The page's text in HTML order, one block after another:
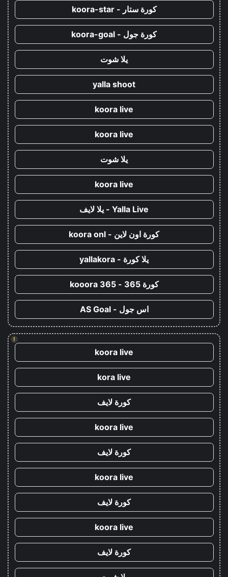
كورة ستار - koora-star
كورة جول - koora-goal
يلا شوت
yalla shoot
koora live
koora live
يلا شوت
koora live
Yalla Live - يلا لايف
كورة اون لاين - koora onl
يلا كورة - yallakora
كورة 365 - kooora 365
اس جول - AS Goal
!
koora live
kora live
كورة لايف
koora live
كورة لايف
koora live
كورة لايف
koora live
كورة لايف